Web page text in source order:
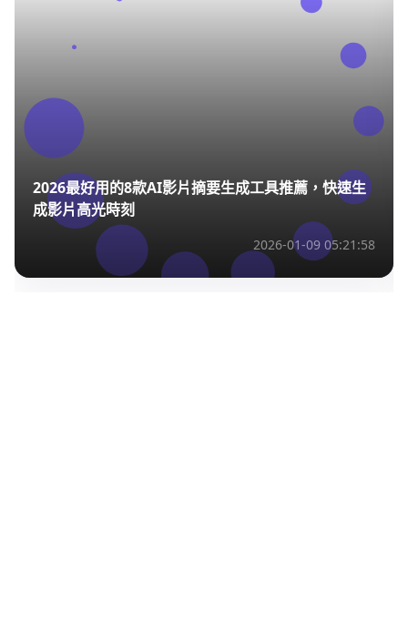
2026最好用的8款AI影片摘要生成工具推薦，快速生
成影片高光時刻
2026-01-09 05:21:58